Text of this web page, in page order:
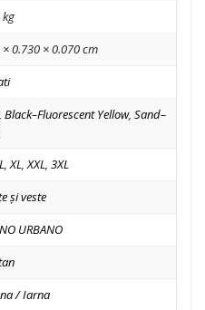
kg
0.730 × 0.070 cm
, Black–Fluorescent Yellow, Sand–
L,XL,XXL, 3XL
și veste
URBANO
/ Iarna